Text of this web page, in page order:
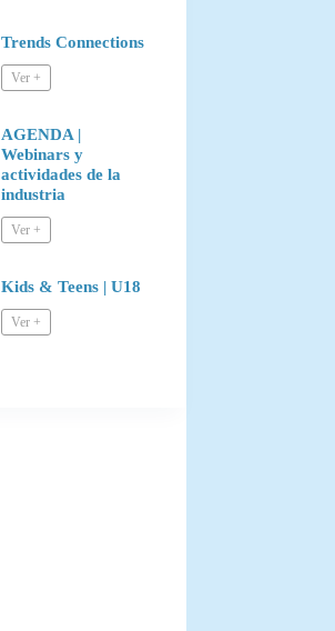
Trends Connections
AGENDA |
Webinars y
actividades de la
industria
Kids & Teens | U18